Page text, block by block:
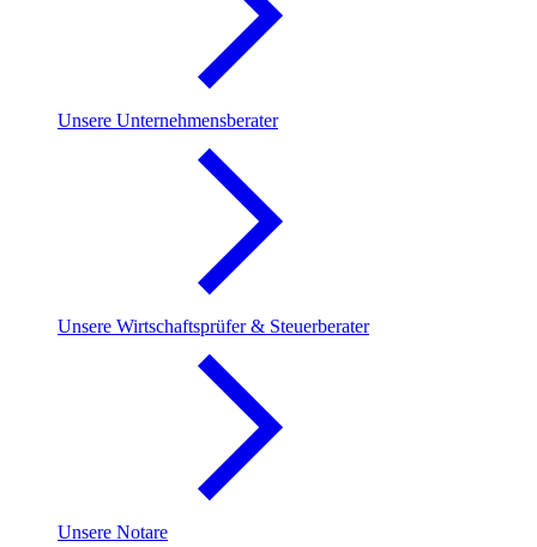
Unsere Unternehmensberater
Unsere Wirtschaftsprüfer & Steuerberater
Unsere Notare